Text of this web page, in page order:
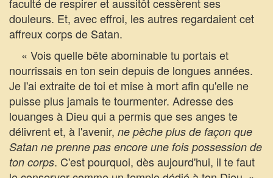
douleurs. Et, avec effroi, les autres regardaient cet
affreux corps de Satan.
« Vois quelle bête abominable tu portais et
nourrissais en ton sein depuis de longues années.
Je l'ai extraite de toi et mise à mort afin qu'elle ne
puisse plus jamais te tourmenter. Adresse des
louanges à Dieu qui a permis que ses anges te
délivrent et, à l'avenir, ne pèche plus de façon que
Satan ne prenne pas encore une fois possession de
ton corps. C'est pourquoi, dès aujourd'hui, il te faut